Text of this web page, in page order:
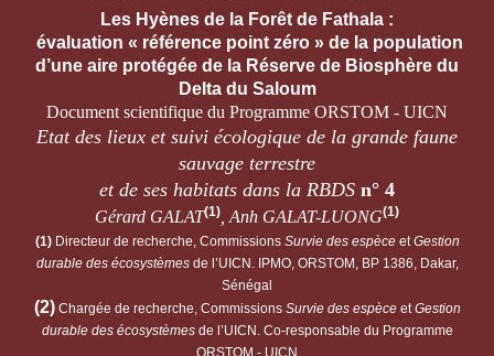
Les Hyènes de la Forêt de Fathala :
évaluation « référence point zéro » de la population
d’une aire protégée de la Réserve de Biosphère du
Delta du Saloum
Document scientifique du Programme ORSTOM - UICN
Etat des lieux et suivi écologique de la grande faune
sauvage terrestre
et de ses habitats dans la RBDS n° 4
Gérard GALAT(1) , Anh GALAT-LUONG(1)
(1) Directeur de recherche, Commissions Survie des espèceetGestion
durable des écosystèmesde l’UICN. IPMO, ORSTOM, BP 1386, Dakar,
Sénégal
(2) Chargée de recherche, Commissions Survie des espèceetGestion
durable des écosystèmesde l’UICN. Co-responsable du Programme
ORSTOM - UICN